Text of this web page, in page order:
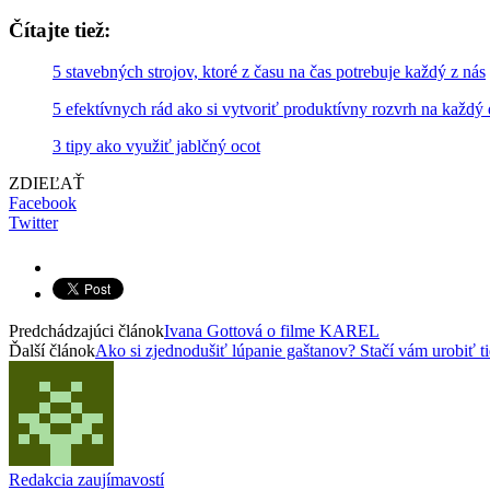
Čítajte tiež:
5 stavebných strojov, ktoré z času na čas potrebuje každý z nás
5 efektívnych rád ako si vytvoriť produktívny rozvrh na každý
3 tipy ako využiť jablčný ocot
ZDIEĽAŤ
Facebook
Twitter
Predchádzajúci článokIvana Gottová o filme KAREL
Ďalší článokAko si zjednodušiť lúpanie gaštanov? Stačí vám urobiť
Redakcia zaujímavostí